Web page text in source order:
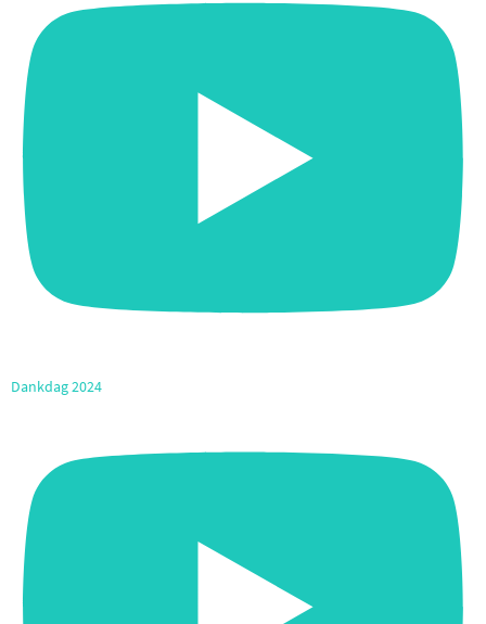
Dankdag 2024